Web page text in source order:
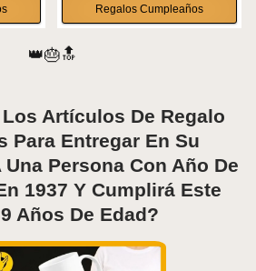
Regalos Cumpleaños
👑🎂🔝
Artículos De Regalo
Para Entregar En Su
Persona Con Año De
1937 Y Cumplirá Este
Años De Edad?